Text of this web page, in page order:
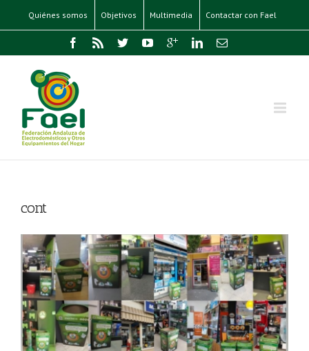
Quiénes somos Objetivos Multimedia Contactar con Fael
cont